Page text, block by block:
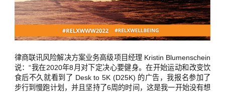
律商联讯风险解决方案业务高级项目经理 Kristin Blumenschein
说：“我在2020年8月对下定决心要健身。在开始运动和改变饮
食后不久就看到了 Desk to 5K (D25K) 的广告，我报名参加了
步行到慢跑计划，并且坚持了6周的时间，这是我一开始没有想